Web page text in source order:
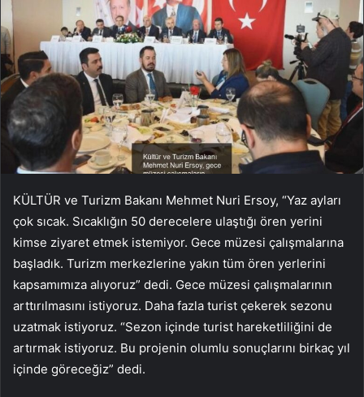
KÜLTÜR ve Turizm Bakanı Mehmet Nuri Ersoy, “Yaz ayları
çok sıcak. Sıcaklığın 50 derecelere ulaştığı ören yerini
kimse ziyaret etmek istemiyor. Gece müzesi çalışmalarına
başladık. Turizm merkezlerine yakın tüm ören yerlerini
kapsamımıza alıyoruz” dedi. Gece müzesi çalışmalarının
arttırılmasını istiyoruz. Daha fazla turist çekerek sezonu
uzatmak istiyoruz. “Sezon içinde turist hareketliliğini de
artırmak istiyoruz. Bu projenin olumlu sonuçlarını birkaç yıl
içinde göreceğiz” dedi.